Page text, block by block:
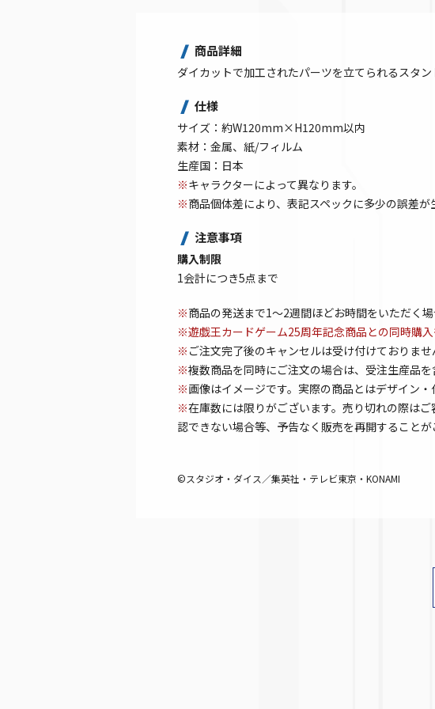
商品詳細
ダイカットで加工されたパーツを立てられるスタン
仕様
サイズ：約W120mm×H120mm以内
素材：金属、紙/フィルム
生産国：日本
※キャラクターによって異なります。
※商品個体差により、表記スペックに多少の誤差
注意事項
購入制限
1会計につき5点まで
※商品の発送まで1～2週間ほどお時間をいただく場
※遊戯王カードゲーム25周年記念商品との同時購入
※ ご注文完了後のキャンセルは受け付けておりませ
※複数商品を同時にご注文の場合は、受注生産品
※画像はイメージです。実際の商品とはデザイン・
※在庫数には限りがございます。売り切れの際は
認できない場合等、予告なく販売を再開すること
©スタジオ・ダイス／集英社・テレビ東京・KONAMI